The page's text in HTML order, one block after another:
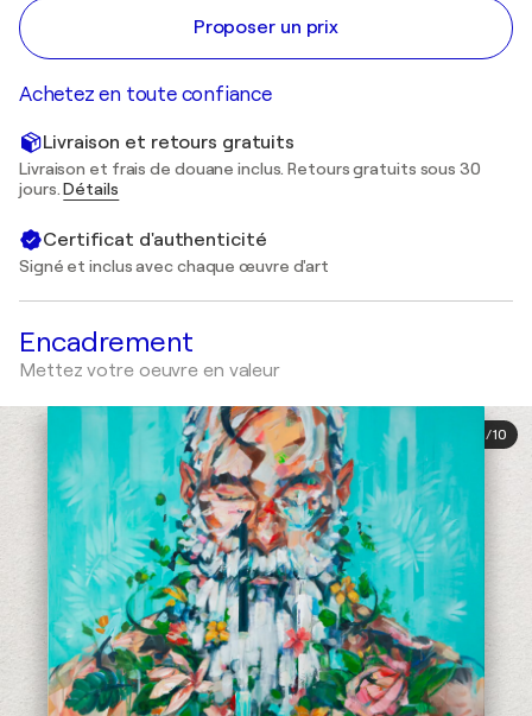
Proposer un prix
Achetez en toute confiance
Livraison et retours gratuits
Livraison et frais de douane inclus. Retours gratuits sous 30
jours.Détails
Certificat d'authenticité
Signé et inclus avec chaque œuvre d'art
Encadrement
Mettez votre oeuvre en valeur
1/10